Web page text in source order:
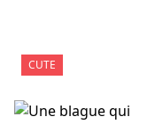
CUTE